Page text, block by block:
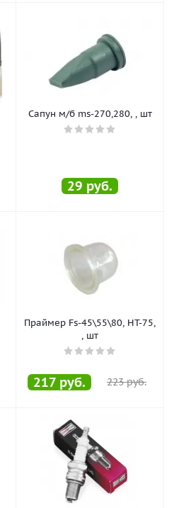
Сапун м/б ms-270,280, , шт
29 руб.
Праймер Fs-45\55\80, HT-75,
, шт
217 руб. 223руб.